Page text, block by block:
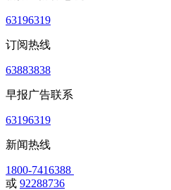
63196319
订阅热线
63883838
早报广告联系
63196319
新闻热线
1800-7416388
或 92288736